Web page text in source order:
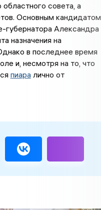
совета, а
Основным кандидатом
губернатора Александра
назначения на
в последнее время
и, несмотря на то, что
пиаралично от